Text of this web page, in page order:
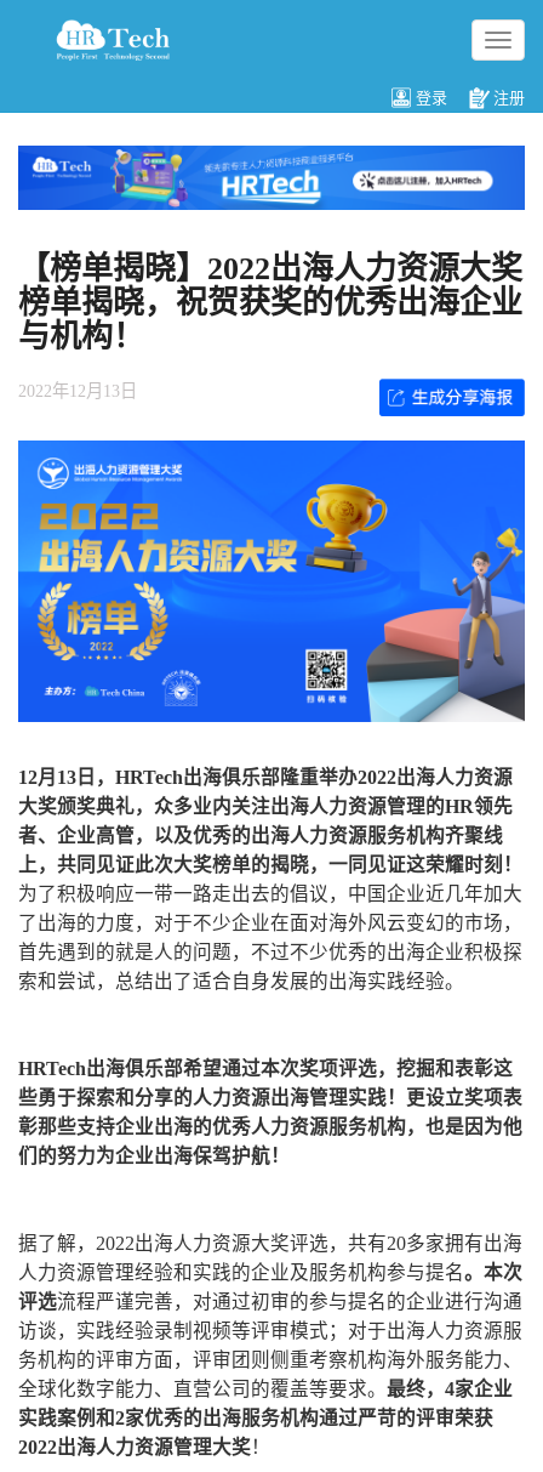
切
换
航
登录 注册
【榜单揭晓】2022出海人力资源大奖
榜单揭晓，祝贺获奖的优秀出海企业
与机构！
2022年12月13日
12月13日，HRTech出海俱乐部隆重举办2022出海人力资源
大奖颁奖典礼，众多业内关注出海人力资源管理的HR领先
者、企业高管，以及优秀的出海人力资源服务机构齐聚线
上，共同见证此次大奖榜单的揭晓，一同见证这荣耀时刻！
为了积极响应一带一路走出去的倡议，中国企业近几年加大
了出海的力度，对于不少企业在面对海外风云变幻的市场，
首先遇到的就是人的问题，不过不少优秀的出海企业积极探
索和尝试，总结出了适合自身发展的出海实践经验。
HRTech出海俱乐部希望通过本次奖项评选，挖掘和表彰这
些勇于探索和分享的人力资源出海管理实践！更设立奖项表
彰那些支持企业出海的优秀人力资源服务机构，也是因为他
们的努力为企业出海保驾护航！
据了解，2022出海人力资源大奖评选，共有20多家拥有出海
人力资源管理经验和实践的企业及服务机构参与提名。本次
评选流程严谨完善，对通过初审的参与提名的企业进行沟通
访谈，实践经验录制视频等评审模式；对于出海人力资源服
务机构的评审方面，评审团则侧重考察机构海外服务能力、
全球化数字能力、直营公司的覆盖等要求。 最终，4家企业
实践案例和2家优秀的出海服务机构通过严苛的评审荣获
2022出海人力资源管理大奖！